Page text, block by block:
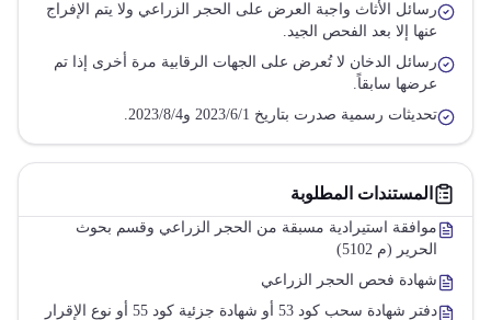
رسائل الأثاث واجبة العرض على الحجر الزراعي ولا يتم الإفراج
عنها إلا بعد الفحص الجيد.
رسائل الدخان لا تُعرض على الجهات الرقابية مرة أخرى إذا تم
عرضها سابقاً.
تحديثات رسمية صدرت بتاريخ 2023/6/1 و2023/8/4.
المستندات المطلوبة
موافقة استيرادية مسبقة من الحجر الزراعي وقسم بحوث
الحرير (م 5102)
شهادة فحص الحجر الزراعي
دفتر شهادة سحب كود 53 أو شهادة جزئية كود 55 أو نوع الإقرار